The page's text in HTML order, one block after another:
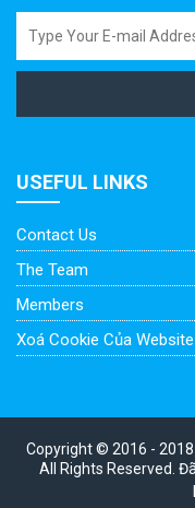
USEFUL LINKS
Contact Us
The Team
Members
Xoá Cookie Của Website
Copyright © 2016 - 2018
All Rights Reserved.